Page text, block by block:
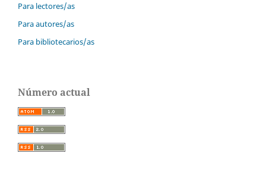
Para lectores/as
Para autores/as
Para bibliotecarios/as
Número actual